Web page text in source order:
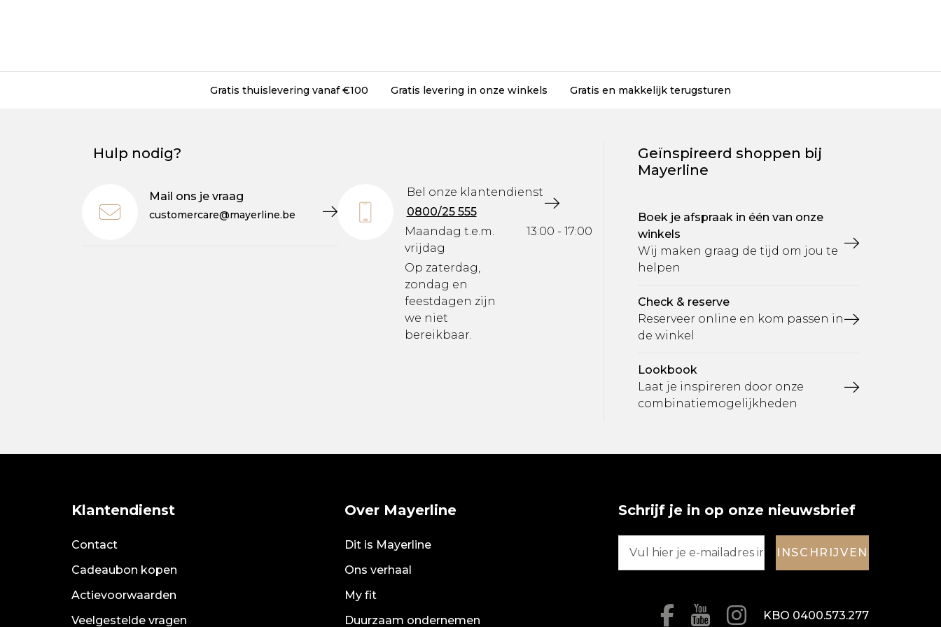
Gratis thuislevering vanaf €100 Gratis levering in onze winkels Gratis en makkelijk terugsturen
Hulp nodig?
Mail ons je vraag
customercare@mayerline.be
Bel onze klantendienst
0800/25 555
Maandag t.e.m.
vrijdag
Op zaterdag,
zondag en
feestdagen zijn
we niet
bereikbaar.
13:00 - 17:00
Geïnspireerd shoppen bij
Mayerline
Boek je afspraak in één van onze
winkels
Wij maken graag de tijd om jou te
helpen
Check & reserve
Reserveer online en kom passen in
de winkel
Lookbook
Laat je inspireren door onze
combinatiemogelijkheden
Klantendienst
Contact
Cadeaubon kopen
Actievoorwaarden
Veelgestelde vragen
Over Mayerline
Dit is Mayerline
Ons verhaal
My fit
Duurzaam ondernemen
Schrijf je in op onze nieuwsbrief
INSCHRIJVEN
KBO 0400.573.277